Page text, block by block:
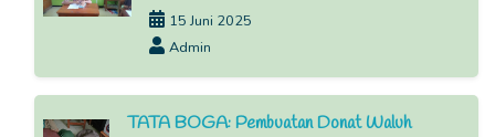
15 Juni 2025
Admin
TATA BOGA: Pembuatan Donat Waluh